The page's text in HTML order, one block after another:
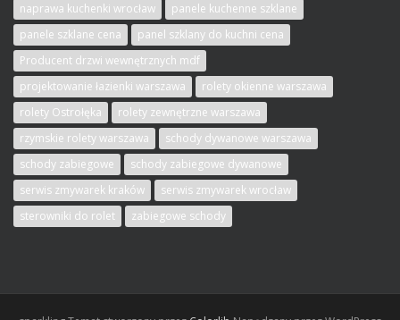
naprawa kuchenki wrocław
panele kuchenne szklane
panele szklane cena
panel szklany do kuchni cena
Producent drzwi wewnętrznych mdf
projektowanie łazienki warszawa
rolety okienne warszawa
rolety Ostrołęka
rolety zewnętrzne warszawa
rzymskie rolety warszawa
schody dywanowe warszawa
schody zabiegowe
schody zabiegowe dywanowe
serwis zmywarek kraków
serwis zmywarek wrocław
sterowniki do rolet
zabiegowe schody